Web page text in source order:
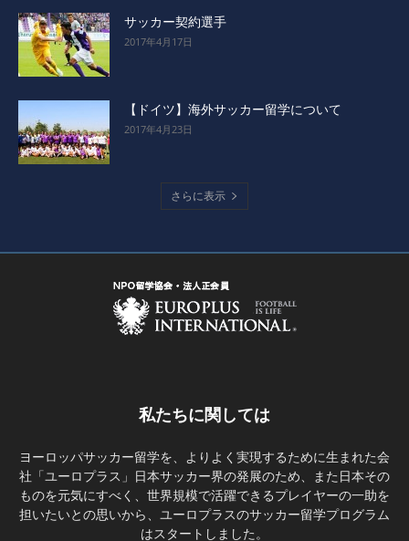
サッカー契約選手
2017年4月17日
【ドイツ】海外サッカー留学について
2017年4月23日
さらに表示
私たちに関しては
ヨーロッパサッカー留学を、よりよく実現するために生まれた会
社「ユーロプラス」日本サッカー界の発展のため、また日本その
ものを元気にすべく、世界規模で活躍できるプレイヤーの一助を
担いたいとの思いから、ユーロプラスのサッカー留学プログラム
はスタートしました。